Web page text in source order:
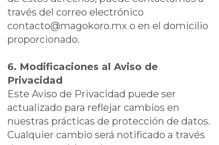
través del correo electrónico
contacto@magokoro.mx o en el domicilio
proporcionado.
6. Modificaciones al Aviso de
Privacidad
Este Aviso de Privacidad puede ser
actualizado para reflejar cambios en
nuestras prácticas de protección de datos.
Cualquier cambio será notificado a través